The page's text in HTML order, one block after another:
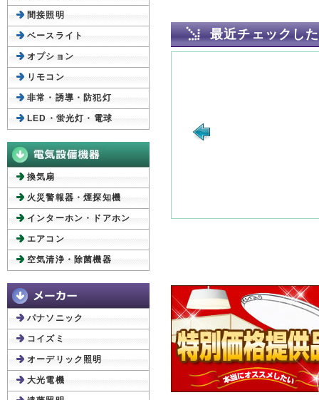
最近チェックし
間接照明
ベースライト
オプション
リモコン
非常・誘導・防犯灯
LED・蛍光灯・電球
換気扇
火災警報器・煙探知機
インターホン・ドアホン
エアコン
空気清浄・除菌機器
パナソニック
コイズミ
オーデリック照明
大光電機